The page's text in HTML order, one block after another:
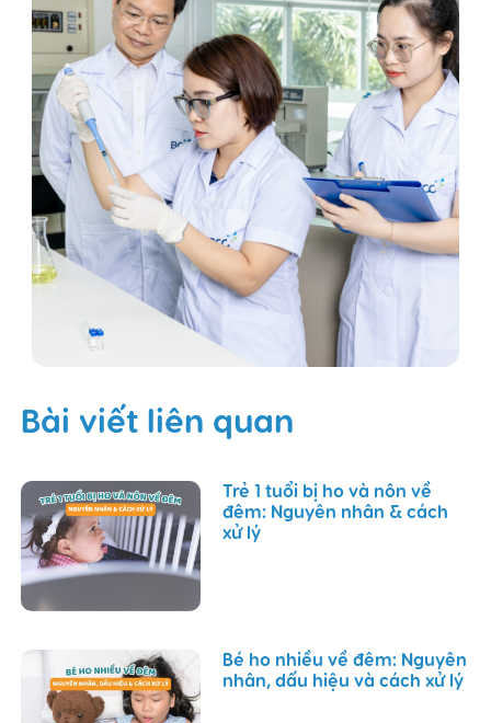
Bài viết liên quan
Trẻ 1 tuổi bị ho và nôn về
đêm: Nguyên nhân & cách
xử lý
Bé ho nhiều về đêm: Nguyên
nhân, dấu hiệu và cách xử lý